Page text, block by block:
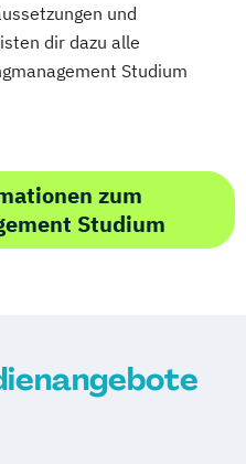
und
dir dazu alle
Studium
zum
Studium